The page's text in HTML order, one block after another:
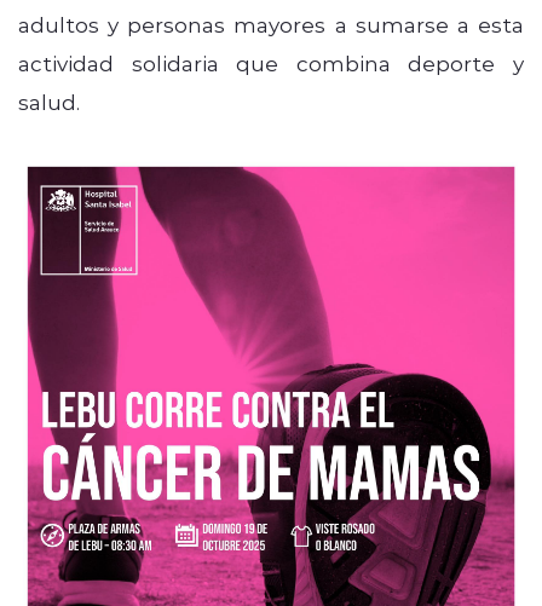
adultos y personas mayores a sumarse a esta
actividad solidaria que combina deporte y
salud.